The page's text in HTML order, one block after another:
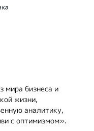
мира бизнеса и
жизни,
аналитику,
с оптимизмом».